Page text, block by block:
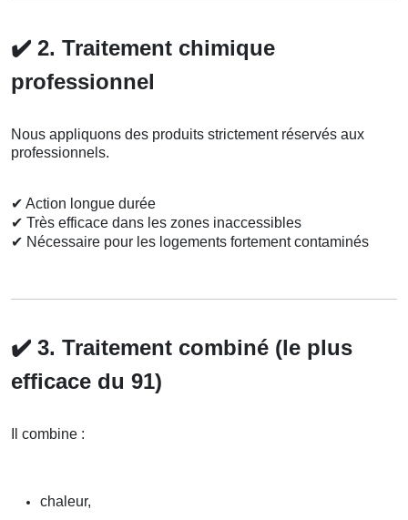
✔️ 2. Traitement chimique
professionnel
Nous appliquons des produits strictement réservés aux
professionnels.
✔ Action longue durée
✔ Très efficace dans les zones inaccessibles
✔ Nécessaire pour les logements fortement contaminés
✔️ 3. Traitement combiné (le plus
efficace du 91)
Il combine :
chaleur,